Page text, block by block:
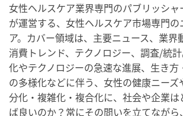
女性ヘルスケア業界専門のパブリッシャ
が運営する、女性ヘルスケア市場専門の
ア。カバー領域は、主要ニュース、業界
消費トレンド、テクノロジー、調査/統
化やテクノロジーの急速な進展、生き
の多様化などに伴う、女性の健康ニーズ
分化・複雑化・複合化に、社会や企業
ば良いのか？常にその問いを立てなが